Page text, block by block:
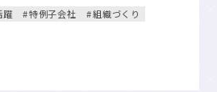
躍 特例子会社
組織づくり